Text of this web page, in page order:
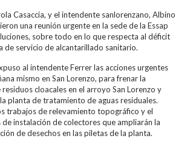
Casaccia, y el intendente sanlorenzano, Albino
una reunión urgente en la sede de la Essap
sobre todo en lo que respecta al déficit
de servicio de alcantarillado sanitario.
al intendente Ferrer las acciones urgentes
mismo en San Lorenzo, para frenar la
cloacales en el arroyo San Lorenzo y
planta de tratamiento de aguas residuales.
trabajos de relevamiento topográfico y el
instalación de colectores que ampliarán la
de desechos en las piletas de la planta.